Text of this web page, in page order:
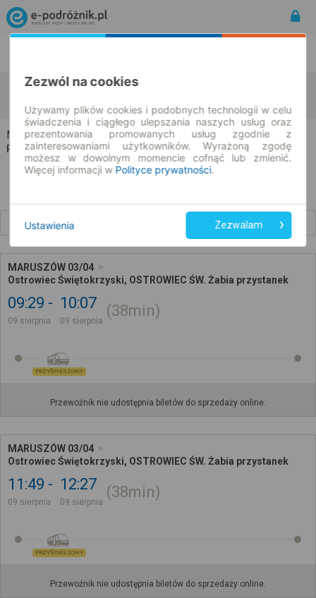
Maruszów
Ostrowiec Świętokrzyski
09.08.2026 | -- : --
Maruszów → Ostrowiec Świętokrzyski
Rozkład jazdy i bilety
MARUSZÓW 03/04
Ostrowiec Świętokrzyski, OSTROWIEC ŚW. Żabia przystanek
09:29
09 sierpnia
10:07
09 sierpnia
38min
PRZYŚPIESZONY
Przewoźnik nie udostępnia biletów do sprzedaży online.
MARUSZÓW 03/04
Ostrowiec Świętokrzyski, OSTROWIEC ŚW. Żabia przystanek
11:49
09 sierpnia
12:27
09 sierpnia
38min
PRZYŚPIESZONY
Przewoźnik nie udostępnia biletów do sprzedaży online.
Zezwól na cookies
Używamy plików cookies i podobnych technologii w celu
świadczenia i ciągłego ulepszania naszych usług oraz
prezentowania promowanych usług zgodnie z
zainteresowaniami użytkowników. Wyrażoną zgodę
możesz w dowolnym momencie cofnąć lub zmienić.
Więcej informacji w Polityce prywatności.
Ustawienia Zezwalam